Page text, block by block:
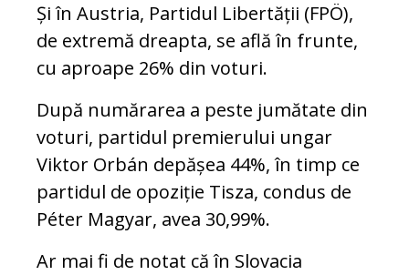
Și în Austria, Partidul Libertății (FPÖ),
de extremă dreapta, se află în frunte,
cu aproape 26% din voturi.
După numărarea a peste jumătate din
voturi, partidul premierului ungar
Viktor Orbán depășea 44%, în timp ce
partidul de opoziție Tisza, condus de
Péter Magyar, avea 30,99%.
Ar mai fi de notat că în Slovacia